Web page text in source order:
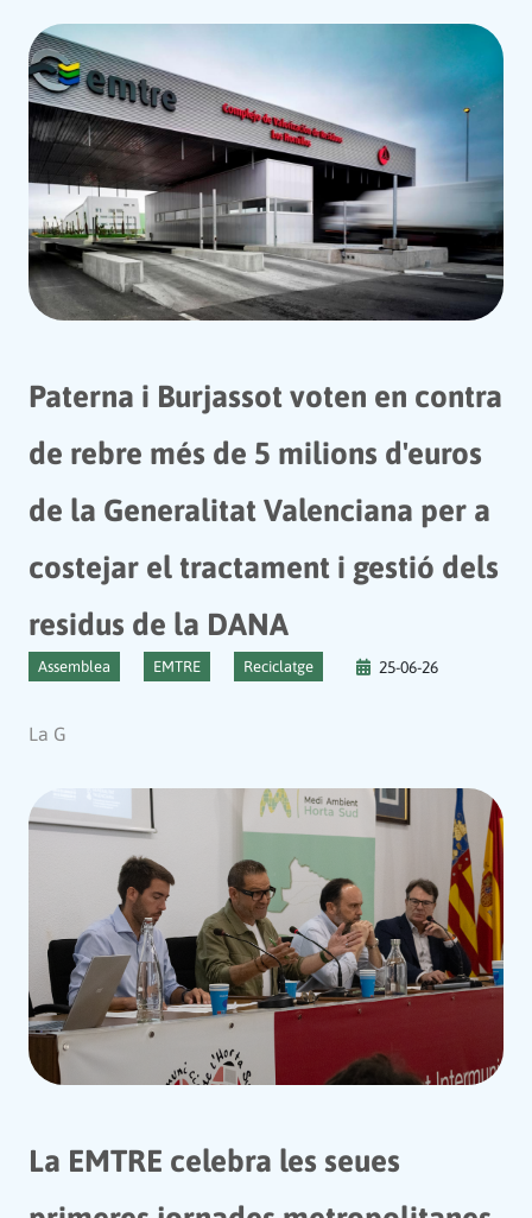
Paterna i Burjassot voten en contra
de rebre més de 5 milions d'euros
de la Generalitat Valenciana per a
costejar el tractament i gestió dels
residus de la DANA
Assemblea EMTRE Reciclatge 25-06-26
La G
La EMTRE celebra les seues